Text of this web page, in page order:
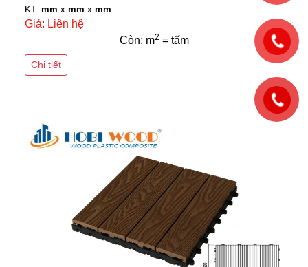
KT: mm x mm x mm
Giá: Liên hệ
Còn: m2 = tấm
Chi tiết